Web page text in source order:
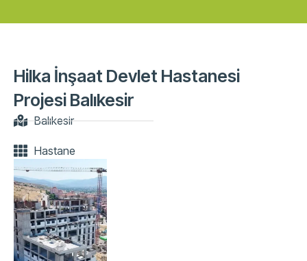
Hilka İnşaat Devlet Hastanesi
Projesi Balıkesir
Balıkesir
Hastane